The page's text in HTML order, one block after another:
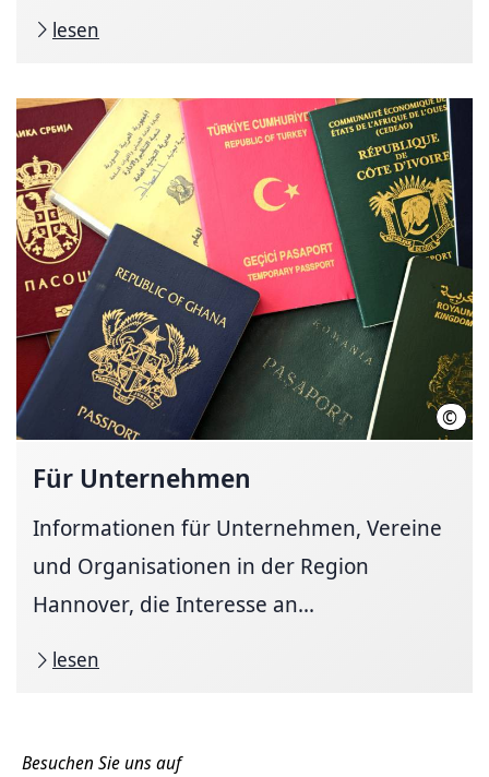
lesen
©
Für Unternehmen
Informationen für Unternehmen, Vereine
und Organisationen in der Region
Hannover, die Interesse an...
lesen
Besuchen Sie uns auf